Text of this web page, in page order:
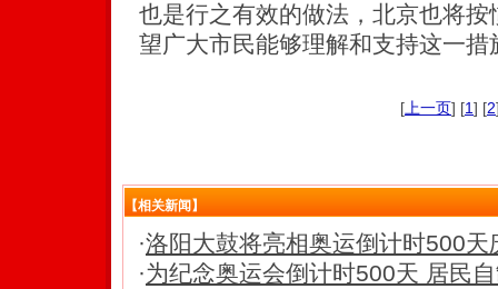
也是行之有效的做法，北京也将
望广大市民能够理解和支持这一措
[ 上一页] [1] [2
【相关新闻】
·洛阳大鼓将亮相奥运倒计时500天
·为纪念奥运会倒计时500天 居民